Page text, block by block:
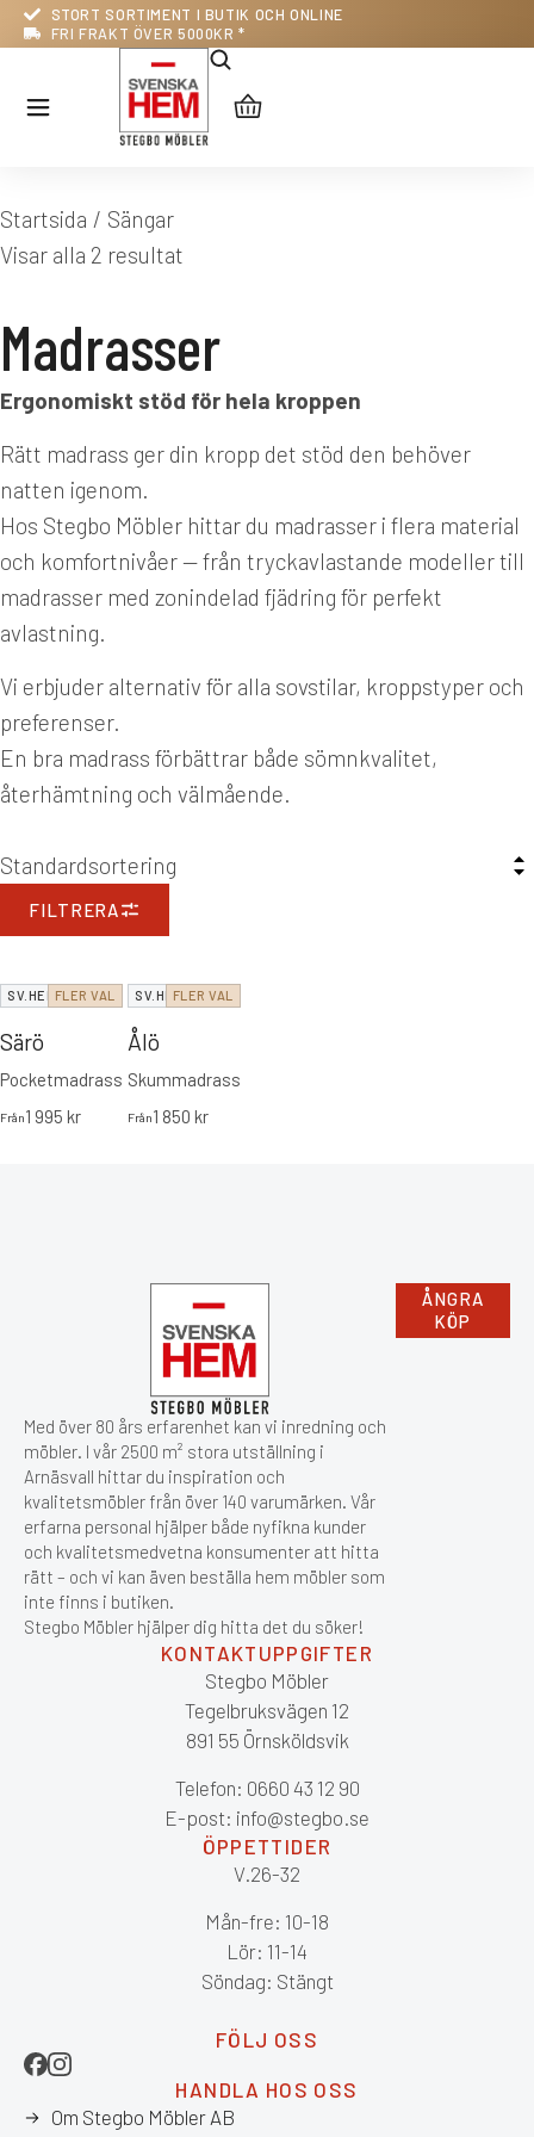
STORT SORTIMENT I BUTIK OCH ONLINE
FRI FRAKT ÖVER 5000KR *
Du är här:
Startsida
Sängar
Visar alla 2 resultat
Madrasser
Ergonomiskt stöd för hela kroppen
Rätt madrass ger din kropp det stöd den behöver
natten igenom.
Hos Stegbo Möbler hittar du madrasser i flera material
och komfortnivåer — från tryckavlastande modeller till
madrasser med zonindelad fjädring för perfekt
avlastning.
Vi erbjuder alternativ för alla sovstilar, kroppstyper och
preferenser.
En bra madrass förbättrar både sömnkvalitet,
återhämtning och välmående.
FILTRERA
SV.HEM UNIK
FLER VAL
Särö
Pocketmadrass
Från1 995 kr
SV.HEM UNIK
FLER VAL
Ålö
Skummadrass
Från1 850 kr
Med över 80 års erfarenhet kan vi inredning och
möbler. I vår 2500 m² stora utställning i
Arnäsvall hittar du inspiration och
kvalitetsmöbler från över 140 varumärken. Vår
erfarna personal hjälper både nyfikna kunder
och kvalitetsmedvetna konsumenter att hitta
rätt – och vi kan även beställa hem möbler som
inte finns i butiken.
Stegbo Möbler hjälper dig hitta det du söker!
ÅNGRA
KÖP
KONTAKTUPPGIFTER
Stegbo Möbler
Tegelbruksvägen 12
891 55 Örnsköldsvik
Telefon: 0660 43 12 90
E-post: info@stegbo.se
ÖPPETTIDER
V.26-32
Mån-fre: 10-18
Lör: 11-14
Söndag: Stängt
FÖLJ OSS
HANDLA HOS OSS
Om Stegbo Möbler AB